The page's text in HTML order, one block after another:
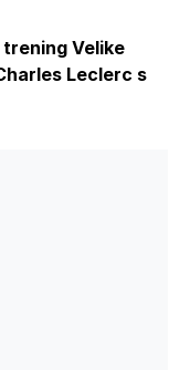
Velike
Leclerc s